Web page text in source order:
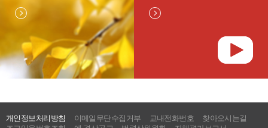
개인정보처리방침 이메일무단수집거부 교내전화번호
찾아오시는길